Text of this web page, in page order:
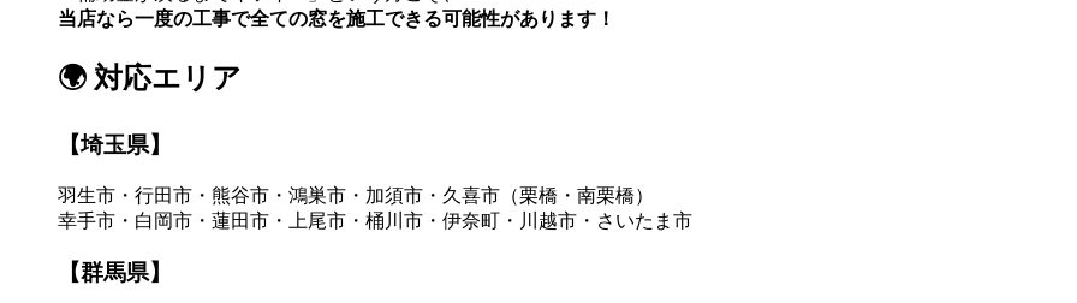
当店なら一度の工事で全ての窓を施工できる可能性があります！
🌍 対応エリア
【埼玉県】
羽生市・行田市・熊谷市・鴻巣市・加須市・久喜市（栗橋・南栗橋）
幸手市・白岡市・蓮田市・上尾市・桶川市・伊奈町・川越市・さいたま市
【群馬県】